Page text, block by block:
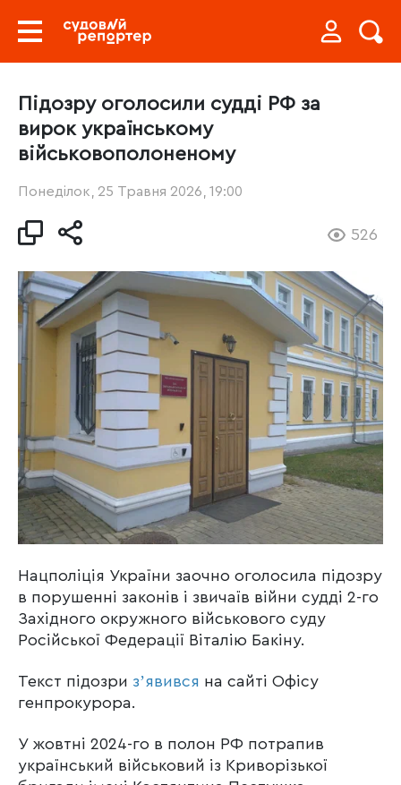
Підозру оголосили судді РФ за
вирок українському
військовополоненому
Понеділок, 25 Травня 2026, 19:00
526
Нацполіція України заочно оголосила підозру
в порушенні законів і звичаїв війни судді 2-го
Західного окружного військового суду
Російської Федерації Віталію Бакіну.
Текст підозри зʼявився на сайті Офісу
генпрокурора.
У жовтні 2024-го в полон РФ потрапив
український військовий із Криворізької